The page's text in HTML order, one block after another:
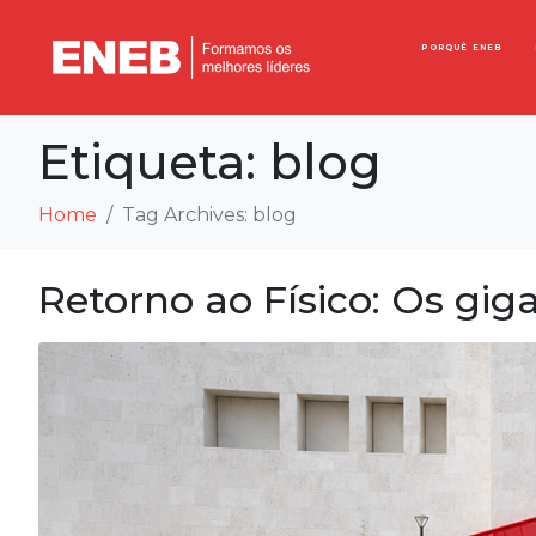
PORQUÊ ENEB
Etiqueta: blog
Home Tag Archives: blog
Retorno ao Físico: Os